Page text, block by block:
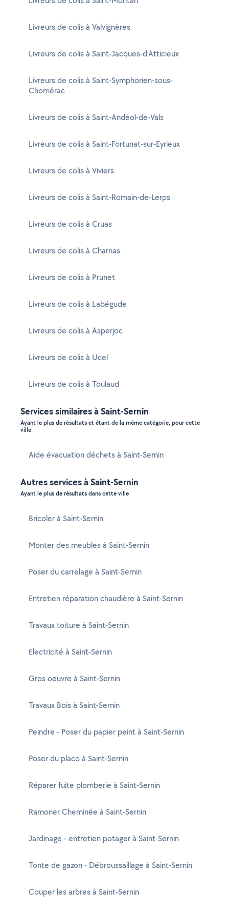
Livreurs de colis à Valvignères
Livreurs de colis à Saint-Jacques-d'Atticieux
Livreurs de colis à Saint-Symphorien-sous-
Chomérac
Livreurs de colis à Saint-Andéol-de-Vals
Livreurs de colis à Saint-Fortunat-sur-Eyrieux
Livreurs de colis à Viviers
Livreurs de colis à Saint-Romain-de-Lerps
Livreurs de colis à Cruas
Livreurs de colis à Charnas
Livreurs de colis à Prunet
Livreurs de colis à Labégude
Livreurs de colis à Asperjoc
Livreurs de colis à Ucel
Livreurs de colis à Toulaud
Services similaires à Saint-Sernin
Ayant le plus de résultats et étant de la même catégorie, pour cette
ville
Aide évacuation déchets à Saint-Sernin
Autres services à Saint-Sernin
Ayant le plus de résultats dans cette ville
Bricoler à Saint-Sernin
Monter des meubles à Saint-Sernin
Poser du carrelage à Saint-Sernin
Entretien réparation chaudière à Saint-Sernin
Travaux toiture à Saint-Sernin
Electricité à Saint-Sernin
Gros oeuvre à Saint-Sernin
Travaux Bois à Saint-Sernin
Peindre - Poser du papier peint à Saint-Sernin
Poser du placo à Saint-Sernin
Réparer fuite plomberie à Saint-Sernin
Ramoner Cheminée à Saint-Sernin
Jardinage - entretien potager à Saint-Sernin
Tonte de gazon - Débroussaillage à Saint-Sernin
Couper les arbres à Saint-Sernin